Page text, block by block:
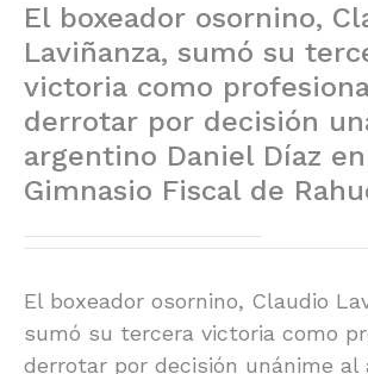
El boxeador osornino,
Laviñanza, sumó su
victoria como
derrotar por decisión
argentino Daniel Díaz
Gimnasio Fiscal de
El boxeador osornino, Claudio
sumó su tercera victoria como
derrotar por decisión unánime al